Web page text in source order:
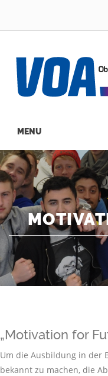
Main
navigation
„Motivation for
Um die Ausbildung in der
bekannt zu machen, die